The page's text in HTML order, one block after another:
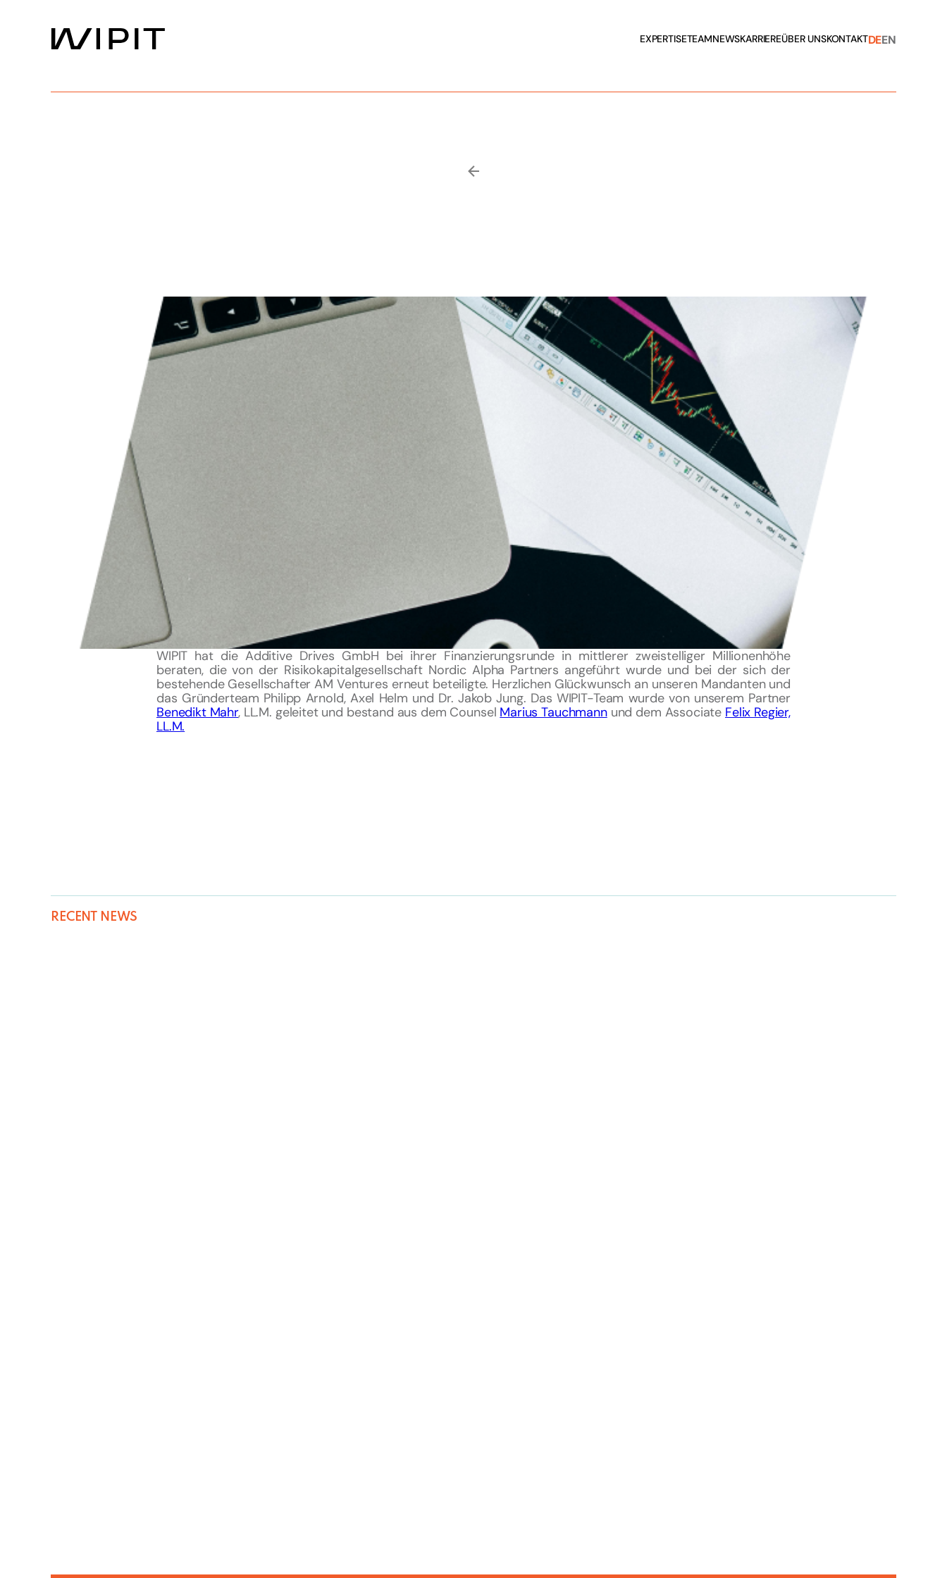
EXPERTISETEAMNEWSKARRIEREÜBER UNSKONTAKTDEEN
WIPIT hat die Additive Drives GmbH bei ihrer Finanzierungsrunde in mittlerer zweistelliger Millionenhöhe
beraten, die von der Risikokapitalgesellschaft Nordic Alpha Partners angeführt wurde und bei der sich der
bestehende Gesellschafter AM Ventures erneut beteiligte. Herzlichen Glückwunsch an unseren Mandanten und
das Gründerteam Philipp Arnold, Axel Helm und Dr. Jakob Jung. Das WIPIT-Team wurde von unserem Partner
Benedikt Mahr, LL.M. geleitet und bestand aus dem Counsel Marius Tauchmannund dem Associate Felix Regier,
LL.M.
RECENT NEWS